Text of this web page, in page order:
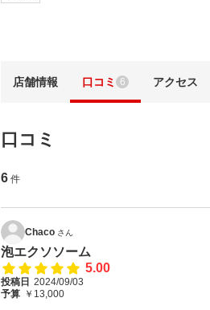
店舗情報 口コミ 6 アクセス
口コミ
6 件
Chaco さん
泡エクソソーム
5.00
投稿日 2024/09/03
予算 ￥13,000